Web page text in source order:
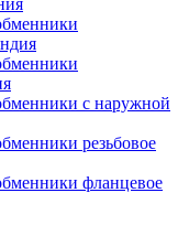
с наружной
резьбовое
фланцевое